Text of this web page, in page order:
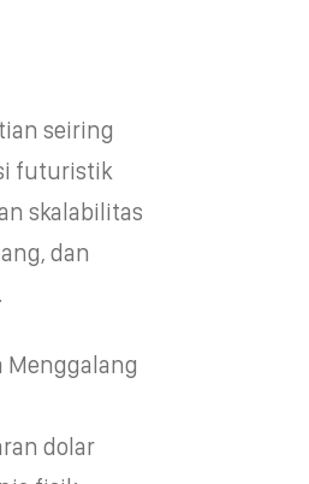
seiring
futuristik
skalabilitas
dan
Menggalang
dolar